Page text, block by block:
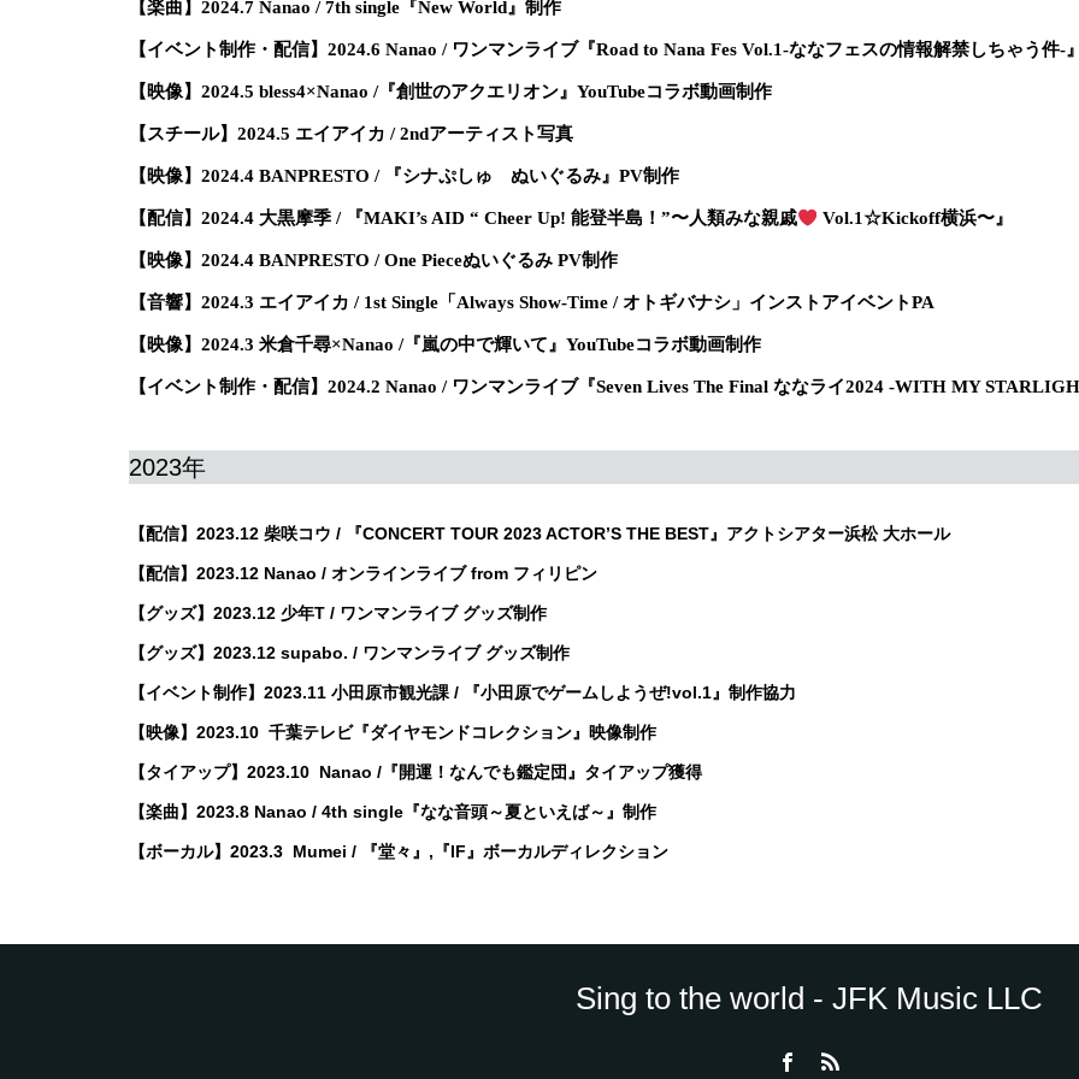
【楽曲】2024.7 Nanao / 7th single『New World』制作
【イベント制作・配信】2024.6 Nanao / ワンマンライブ『Road to Nana Fes Vol.1-ななフェスの情報解禁しちゃう件-
【映像】2024.5 bless4×Nanao /『創世のアクエリオン』YouTubeコラボ動画制作
【スチール】2024.5 エイアイカ / 2ndアーティスト写真
【映像】2024.4 BANPRESTO / 『シナぷしゅ ぬいぐるみ』PV制作
【配信】2024.4 大黒摩季 / 『MAKI’s AID “ Cheer Up! 能登半島！”〜人類みな親戚 Vol.1☆Kickoff横浜〜』
【映像】2024.4 BANPRESTO / One Pieceぬいぐるみ PV制作
【音響】2024.3 エイアイカ / 1st Single「Always Show-Time / オトギバナシ」インストアイベントPA
【映像】2024.3 米倉千尋×Nanao /『嵐の中で輝いて』YouTubeコラボ動画制作
【イベント制作・配信】2024.2 Nanao / ワンマンライブ『Seven Lives The Final ななライ2024 -WITH MY
2023年
【配信】2023.12 柴咲コウ / 『CONCERT TOUR 2023 ACTOR’S THE BEST』アクトシアター浜松 大ホール
【配信】2023.12 Nanao / オンラインライブ from フィリピン
【グッズ】2023.12 少年T / ワンマンライブ グッズ制作
【グッズ】2023.12 supabo. / ワンマンライブ グッズ制作
【イベント制作】2023.11 小田原市観光課 / 『小田原でゲームしようぜ!vol.1』制作協力
【映像】2023.10 千葉テレビ『ダイヤモンドコレクション』映像制作
【タイアップ】2023.10 Nanao /『開運！なんでも鑑定団』タイアップ獲得
【楽曲】2023.8 Nanao / 4th single『なな音頭～夏といえば～』制作
【ボーカル】2023.3 Mumei / 『堂々』,『IF』ボーカルディレクション
Sing to the world - JFK Music LLC